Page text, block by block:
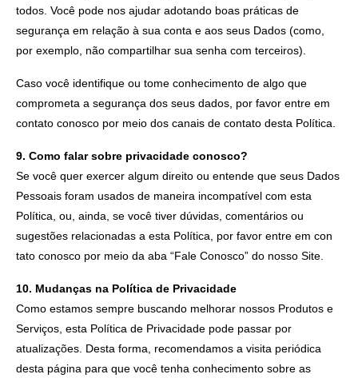
todos. Você pode nos ajudar adotando boas práticas de
segurança em relação à sua conta e aos seus Dados (como,
por exemplo, não compartilhar sua senha com terceiros).
Caso você identifique ou tome conhecimento de algo que
comprometa a segurança dos seus dados, por favor entre em
contato conosco por meio dos canais de contato desta Política.
9. Como falar sobre privacidade conosco?
Se você quer exercer algum direito ou entende que seus Dados
Pessoais foram usados de maneira incompatível com esta
Política, ou, ainda, se você tiver dúvidas, comentários ou
sugestões relacionadas a esta Política, por favor entre em con
tato conosco por meio da aba “Fale Conosco” do nosso Site.
10. Mudanças na Política de Privacidade
Como estamos sempre buscando melhorar nossos Produtos e
Serviços, esta Política de Privacidade pode passar por
atualizações. Desta forma, recomendamos a visita periódica
desta página para que você tenha conhecimento sobre as